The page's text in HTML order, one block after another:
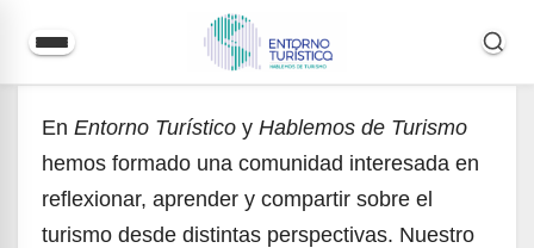
contenido
En Entorno Turístico y Hablemos de Turismo
hemos formado una comunidad interesada en
reflexionar, aprender y compartir sobre el
turismo desde distintas perspectivas. Nuestro